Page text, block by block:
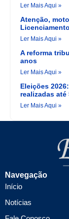
Ler Mais Aqui »
Atenção,
Ler Mais Aqui »
A reforma
anos
Ler Mais Aqui »
Eleições
realizadas
Ler Mais Aqui »
Navegação
Início
Notícias